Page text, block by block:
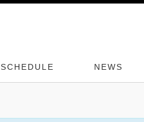
SCHEDULE NEWS